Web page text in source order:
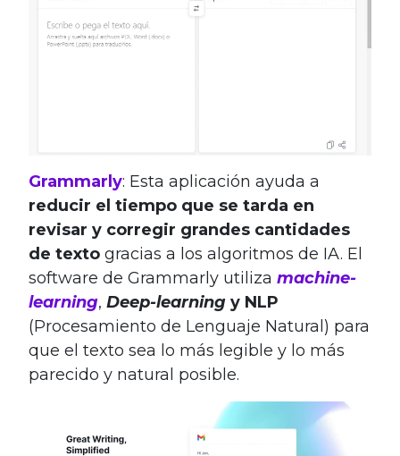
Grammarly: Esta aplicación ayuda a
reducir el tiempo que se tarda en
revisar y corregir grandes cantidades
de texto gracias a los algoritmos de IA. El
software de Grammarly utiliza machine-
learning, Deep-learning y NLP
(Procesamiento de Lenguaje Natural) para
que el texto sea lo más legible y lo más
parecido y natural posible.